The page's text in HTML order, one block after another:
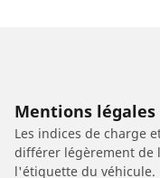
Mentions légales
Les indices de charge
différer légèrement de
l'étiquette du véhicule.